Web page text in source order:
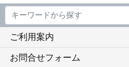
ご利用案内
お問合せフォーム